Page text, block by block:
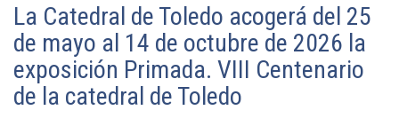
a
la
navegación
La Catedral de Toledo acogerá del 25
de mayo al 14 de octubre de 2026 la
exposición Primada. VIII Centenario
de la catedral de Toledo